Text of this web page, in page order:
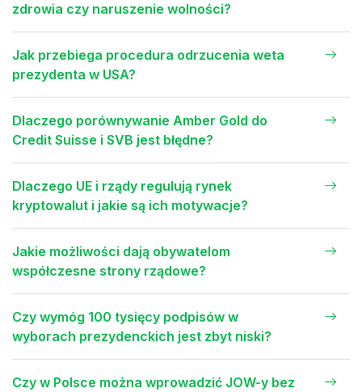
zdrowia czy naruszenie wolności?
Jak przebiega procedura odrzucenia weta
prezydenta w USA?
Dlaczego porównywanie Amber Gold do
Credit Suisse i SVB jest błędne?
Dlaczego UE i rządy regulują rynek
kryptowalut i jakie są ich motywacje?
Jakie możliwości dają obywatelom
współczesne strony rządowe?
Czy wymóg 100 tysięcy podpisów w
wyborach prezydenckich jest zbyt niski?
Czy w Polsce można wprowadzić JOW-y bez